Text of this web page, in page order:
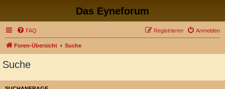
Das Eyneforum
FAQ Anmelden
Registrieren
Foren-Übersicht Suche
Suche